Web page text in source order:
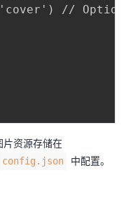
//
片资源存储在
config.json 中配置。